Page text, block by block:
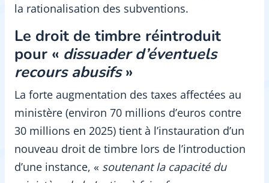
la rationalisation des subventions.
Le droit de timbre réintroduit
pour « dissuader d’éventuels
recours abusifs»
La forte augmentation des taxes affectées au
ministère (environ 70 millions d’euros contre
30 millions en 2025) tient à l’instauration d’un
nouveau droit de timbre lors de l’introduction
d’une instance, « soutenant la capacité du